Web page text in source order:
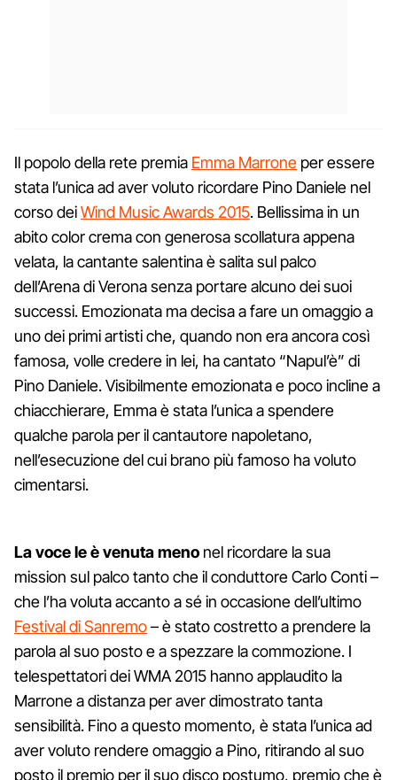
Il popolo della rete premia Emma Marrone per essere
stata l’unica ad aver voluto ricordare Pino Daniele nel
corso deiWind Music Awards 2015. Bellissima in un
abito color crema con generosa scollatura appena
velata, la cantante salentina è salita sul palco
dell’Arena di Verona senza portare alcuno dei suoi
successi. Emozionata ma decisa a fare un omaggio a
uno dei primi artisti che, quando non era ancora così
famosa, volle credere in lei, ha cantato “Napul’è” di
Pino Daniele. Visibilmente emozionata e poco incline a
chiacchierare, Emma è stata l’unica a spendere
qualche parola per il cantautore napoletano,
nell’esecuzione del cui brano più famoso ha voluto
cimentarsi.
La voce le è venuta meno nel ricordare la sua
mission sul palco tanto che il conduttore Carlo Conti –
che l’ha voluta accanto a sé in occasione dell’ultimo
Festival di Sanremo– è stato costretto a prendere la
parola al suo posto e a spezzare la commozione. I
telespettatori dei WMA 2015 hanno applaudito la
Marrone a distanza per aver dimostrato tanta
sensibilità. Fino a questo momento, è stata l’unica ad
aver voluto rendere omaggio a Pino, ritirando al suo
posto il premio per il suo disco postumo, premio che è